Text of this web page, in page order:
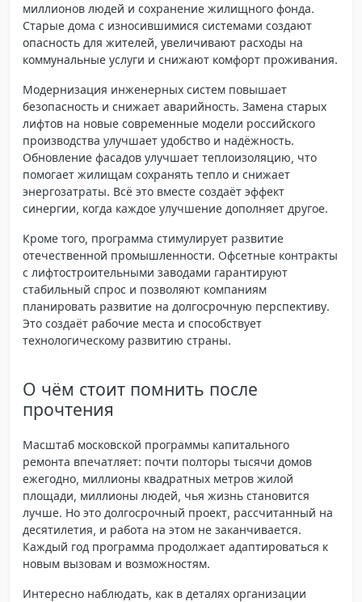
миллионов людей и сохранение жилищного фонда.
Старые дома с износившимися системами создают
опасность для жителей, увеличивают расходы на
коммунальные услуги и снижают комфорт проживания.
Модернизация инженерных систем повышает
безопасность и снижает аварийность. Замена старых
лифтов на новые современные модели российского
производства улучшает удобство и надёжность.
Обновление фасадов улучшает теплоизоляцию, что
помогает жилищам сохранять тепло и снижает
энергозатраты. Всё это вместе создаёт эффект
синергии, когда каждое улучшение дополняет другое.
Кроме того, программа стимулирует развитие
отечественной промышленности. Офсетные контракты
с лифтостроительными заводами гарантируют
стабильный спрос и позволяют компаниям
планировать развитие на долгосрочную перспективу.
Это создаёт рабочие места и способствует
технологическому развитию страны.
О чём стоит помнить после
прочтения
Масштаб московской программы капитального
ремонта впечатляет: почти полторы тысячи домов
ежегодно, миллионы квадратных метров жилой
площади, миллионы людей, чья жизнь становится
лучше. Но это долгосрочный проект, рассчитанный на
десятилетия, и работа на этом не заканчивается.
Каждый год программа продолжает адаптироваться к
новым вызовам и возможностям.
Интересно наблюдать, как в деталях организации